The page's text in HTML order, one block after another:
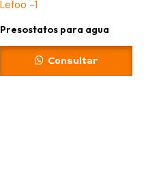
Presostatos para agua
Consultar